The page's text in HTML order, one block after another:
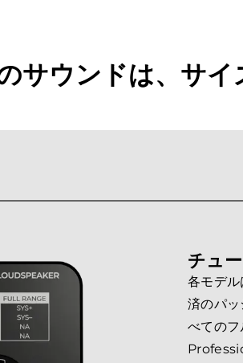
サウンドは、サイ
チュ
各モデ
済のパ
べての